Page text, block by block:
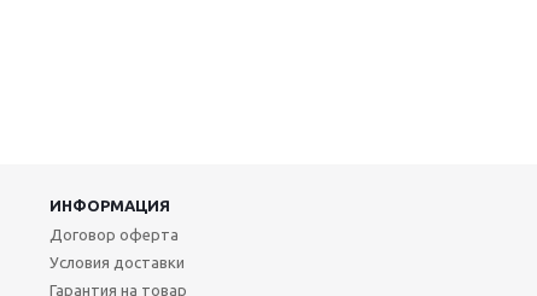
ИНФОРМАЦИЯ
Договор оферта
Условия доставки
Гарантия на товар